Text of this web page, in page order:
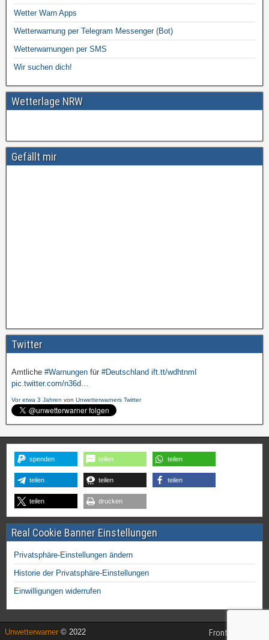
Wetter Warn Apps
Wetterwarnung per Telegram Messenger (Bot)
Wetterwarnungen per SMS
Wir suchen dich!
Wetterlage NRW
Gefällt mir
Twitter
pic.twitter.com/cmFX…
Vor etwa 3 Jahren
Amtliche #Warnungen für #Deutschland ift.tt/wdhtnmI
pic.twitter.com/n36d…
spenden teilen teilen
teilen teilen teilen
teilen drucken
Real Cookie Banner Einstellungen
Privatsphäre-Einstellungen ändern
Historie der Privatsphäre-Einstellungen
Einwilligungen widerrufen
Unwetterwarner © 2022 Frontier Theme